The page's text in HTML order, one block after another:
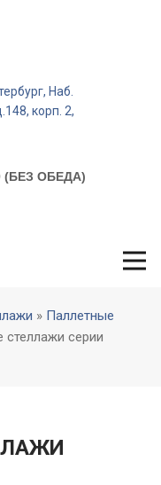
Наб.
корп. 2,
(БЕЗ ОБЕДА)
» Паллетные
стеллажи серии